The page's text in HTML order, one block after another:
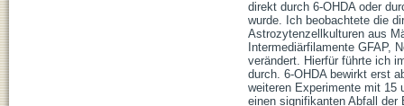
direkt durch 6-OHDA oder
wurde. Ich beobachtete die
Astrozytenzellkulturen aus
Intermediärfilamente GFAP,
verändert. Hierfür führte ich
durch. 6-OHDA bewirkt erst
weiteren Experimente mit 15
einen signifikanten Abfall